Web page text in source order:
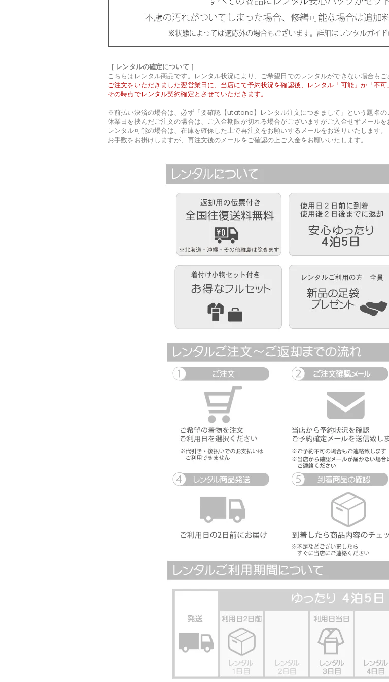
［ レンタルの確定について ］
こちらはレンタル商品です。レンタル状況により、ご希望日でのレンタルができない場合もご
ご注文をいただきました翌営業日に、当店にて予約状況を確認後、レンタル「可能」か「不可
その時点でレンタル契約確定とさせていただきます。
※前払い決済の場合は、必ず「要確認【utatane】レンタル注文につきまして」という題名の
休業日を挟んだご注文の場合は、ご入金期限が切れる場合がございますがご入金せずメールを
レンタル可能の場合は、在庫を確保した上で再注文をお願いするメールをお送りいたします。
お手数をお掛けしますが、再注文後のメールをご確認の上ご入金をお願いいたします。